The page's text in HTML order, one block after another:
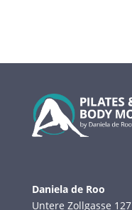
Daniela de Roo
Untere Zollgasse 127